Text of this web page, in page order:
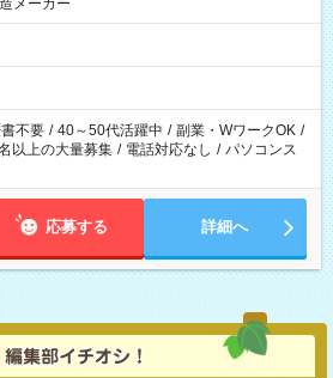
メーカー
不要 / 40～50代活躍中 / 副業・WワークOK /
以上の大量募集 / 電話対応なし / パソコンス
応募する 詳細へ